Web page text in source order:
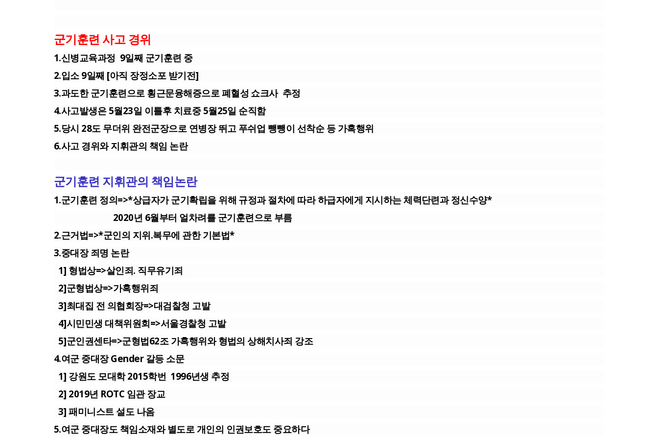
군기훈련 사고 경위
1.신병교육과정 9일째 군기훈련 중
2.입소 9일째 [아직 장정소포 받기전]
3.과도한 군기훈련으로 횡근문융해증으로 폐혈성 쇼크사 추정
4.사고발생은 5월23일 이틀후 치료중 5월25일 순직함
5.당시 28도 무더위 완전군장으로 연병장 뛰고 푸쉬업 뺑뺑이 선착순 등 가혹행위
6.사고 경위와 지휘관의 책임 논란
군기훈련 지휘관의 책임논란
1.군기훈련 정의=>*상급자가 군기확립을 위해 규정과 절차에 따라 하급자에게 지시하는 체력단련과 정신수양*
2020년 6월부터 얼차려를 군기훈련으로 부름
2.근거법=>*군인의 지위.복무에 관한 기본법*
3.중대장 죄명 논란
1] 형법상=>살인죄. 직무유기죄
2]군형법상=>가혹행위죄
3]최대집 전 의협회장=>대검찰청 고발
4]시민민생 대책위원회=>서울경찰청 고발
5]군인권센타=>군형법62조 가혹행위와 형법의 상해치사죄 강조
4.여군 중대장 Gender 갈등 소문
1] 강원도 모대학 2015학번 1996년생 추정
2] 2019년 ROTC 임관 장교
3] 패미니스트 설도 나옴
5.여군 중대장도 책임소재와 별도로 개인의 인권보호도 중요하다